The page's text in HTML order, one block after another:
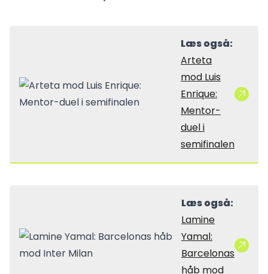
Læs også:
Arteta
mod Luis
Enrique:
Mentor-
duel i
semifinalen
Læs også:
Lamine
Yamal:
Barcelonas
håb mod